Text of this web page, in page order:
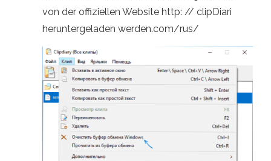
von der offiziellen Website http: // clipDiari
heruntergeladen werden.com/rus/